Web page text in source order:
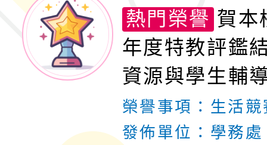
熱門榮譽 賀本
年度特教評鑑
資源與學生輔
程教學二等、
佳績
榮譽事項： 生活競
發佈單位： 學務處